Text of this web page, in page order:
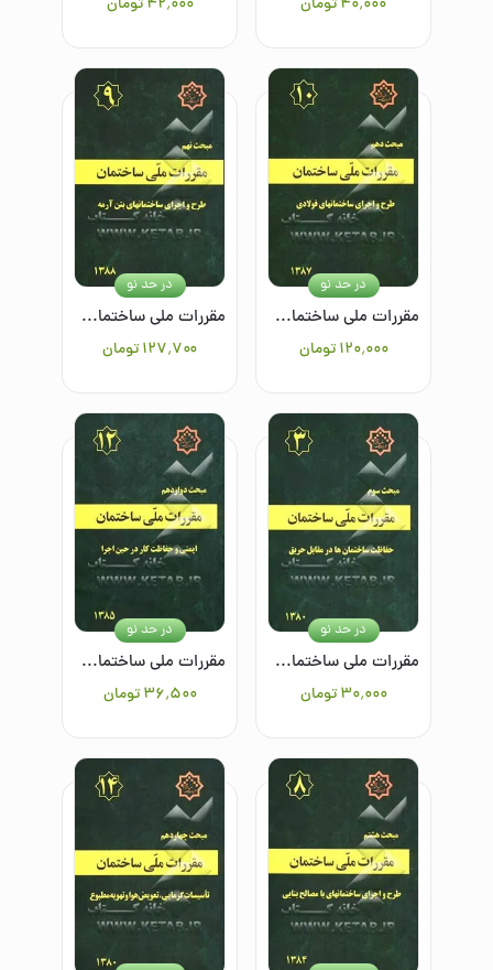
۴۰٬۰۰۰تومان ۴۲٬۰۰۰ تومان
مقررات ملی ساختمان ایران: مبحث دهم: طرح و اجرای ساختمانهای فولادی
۱۲۰٬۰۰۰ تومان
در حد نو
مقررات ملی ساختمان ایران: مبحث نهم: طرح و اجرای ساختمانهای بتن‌آرمه
۱۲۷٬۷۰۰تومان
در حد نو
مقررات ملی ساختمان: مبحث سوم: حفاظت ساختمانها در مقابل حریق
۳۰٬۰۰۰ تومان
در حد نو
مقررات ملی ساختمان ایران: مبحث دوازدهم: ایمنی و حفاظت کار در حین اجرا
۳۶٬۵۰۰ تومان
در حد نو